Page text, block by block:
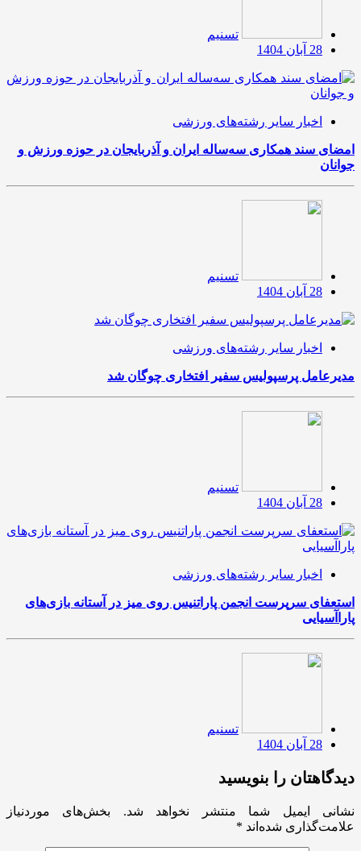
تسنیم
28 آبان 1404
اخبار سایر رشته‌های ورزشی
امضای سند همکاری سه‌ساله ایران و آذربایجان در حوزه ورزش و
جوانان
تسنیم
28 آبان 1404
اخبار سایر رشته‌های ورزشی
مدیرعامل پرسپولیس سفیر افتخاری چوگان شد
تسنیم
28 آبان 1404
اخبار سایر رشته‌های ورزشی
استعفای سرپرست انجمن پاراتنیس روی میز در آستانه بازی‌های
پاراآسیایی
تسنیم
28 آبان 1404
دیدگاهتان را بنویسید
نشانی ایمیل شما منتشر نخواهد شد.
بخش‌های موردنیاز
علامت‌گذاری شده‌اند *